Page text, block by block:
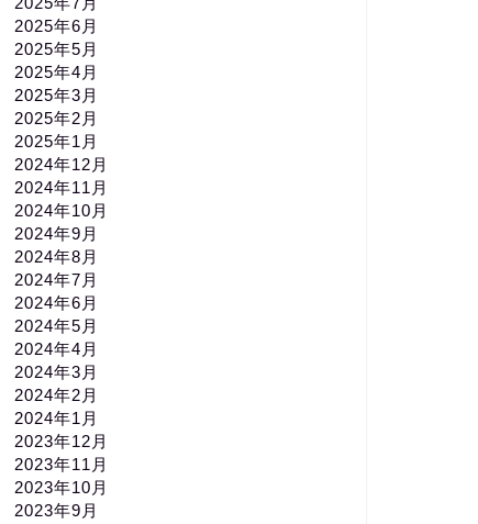
2025年6月
2025年5月
2025年4月
2025年3月
2025年2月
2025年1月
2024年12月
2024年11月
2024年10月
2024年9月
2024年8月
2024年7月
2024年6月
2024年5月
2024年4月
2024年3月
2024年2月
2024年1月
2023年12月
2023年11月
2023年10月
2023年9月